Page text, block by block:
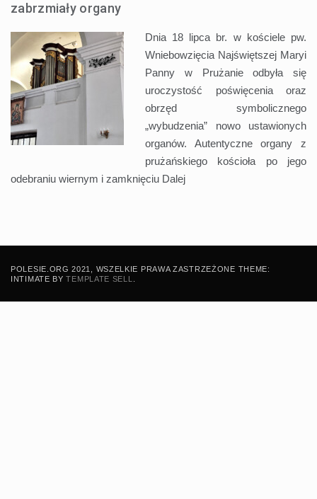
zabrzmiały organy
Dnia 18 lipca br. w kościele pw.
Wniebowzięcia Najświętszej Maryi
Panny w Prużanie odbyła się
uroczystość poświęcenia oraz
obrzęd symbolicznego
„wybudzenia” nowo ustawionych
organów. Autentyczne organy z
prużańskiego kościoła po jego
odebraniu wiernym i zamknięciu Dalej
POLESIE.ORG 2021, WSZELKIE PRAWA ZASTRZEŻONE THEME:
INTIMATE BYTEMPLATE SELL